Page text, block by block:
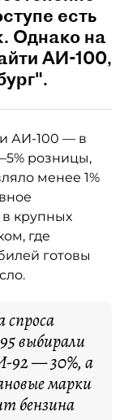
есть
Однако на
АИ-100,
АИ-100 — в
розницы,
менее 1%
крупных
где
готовы
спроса
выбирали
92 — 30%, а
марки
бензина